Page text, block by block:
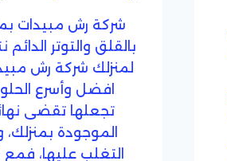
شركة رش مبيدات
بالقلق والتوتر
لمنزلك شركة رش
افضل وأسرع
تجعلها تقضى
الموجودة
التغلب عليها،